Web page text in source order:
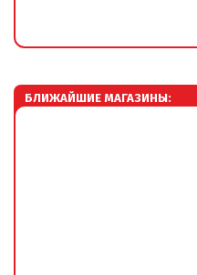
БЛИЖАЙШИЕ МАГАЗИНЫ: